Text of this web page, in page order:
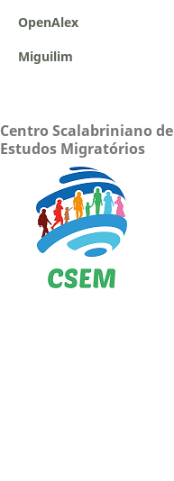
OpenAlex
Miguilim
Centro Scalabriniano de
Estudos Migratórios